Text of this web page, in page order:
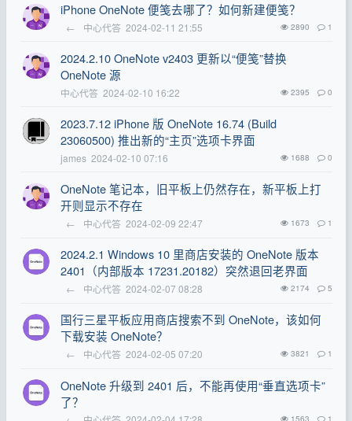
iPhone OneNote 便笺去哪了？如何新建便笺？
← 中心代答 2024-02-11 21:55 2890 1
2024.2.10 OneNote v2403 更新以“便笺”替换
OneNote 源
中心代答 2024-02-10 16:22 2395 0
2023.7.12 iPhone 版 OneNote 16.74 (Build
23060500) 推出新的“主页”选项卡界面
james 2024-02-10 07:16 1688 0
OneNote 笔记本，旧平板上仍然存在，新平板上打
开则显示不存在
← 中心代答 2024-02-09 22:47 1673 1
2024.2.1 Windows 10 里商店安装的 OneNote 版本
2401（内部版本 17231.20182）突然退回老界面
← 中心代答 2024-02-07 08:28 2174 5
国行三星平板应用商店搜索不到 OneNote，该如何
下载安装 OneNote？
← 中心代答 2024-02-05 07:20 3821 1
OneNote 升级到 2401 后，不能再使用“垂直选项卡”
了？
1563 1